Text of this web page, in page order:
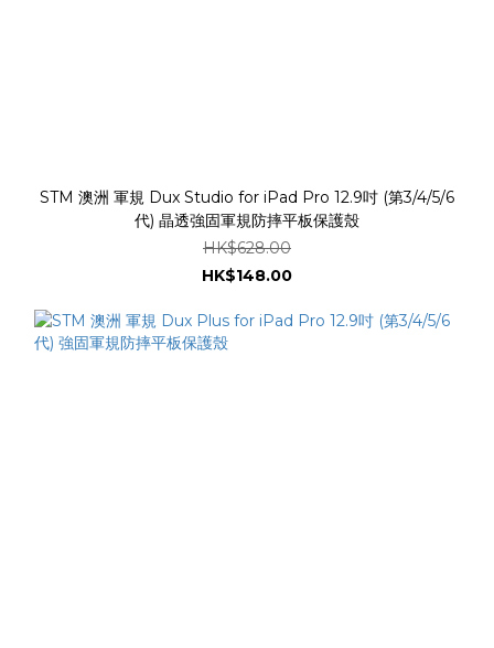
STM 澳洲 軍規 Dux Studio for iPad Pro 12.9吋 (第3/4/5/6
代) 晶透強固軍規防摔平板保護殼
HK$628.00
HK$148.00